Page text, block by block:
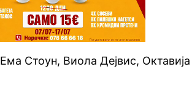
Ема Стоун, Виола Дејвис,